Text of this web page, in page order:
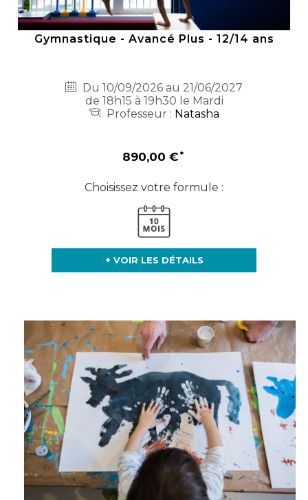
Gymnastique - Avancé Plus - 12/14 ans
Du 10/09/2026 au 21/06/2027
de 18h15 à 19h30 le Mardi
Professeur : Natasha
890,00 €
Choisissez votre formule :
+ VOIR LES DÉTAILS